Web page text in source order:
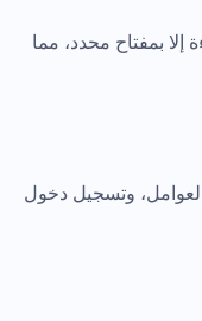
إلا بمفتاح محدد، مما
وتسجيل دخول